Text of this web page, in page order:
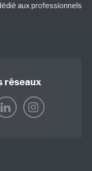
aux professionnels
réseaux